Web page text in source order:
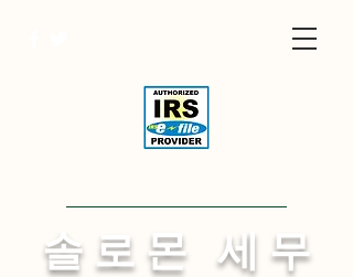
​솔 로 몬 세 무